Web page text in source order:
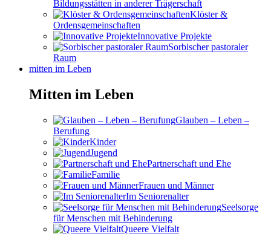
Bildungsstätten in anderer Trägerschaft
Klöster &
Ordensgemeinschaften
Innovative Projekte
Sorbischer pastoraler
Raum
mitten im Leben
Mitten im Leben
Glauben – Leben –
Berufung
Kinder
Jugend
Partnerschaft und Ehe
Familie
Frauen und Männer
Im Seniorenalter
Seelsorge
für Menschen mit Behinderung
Queere Vielfalt